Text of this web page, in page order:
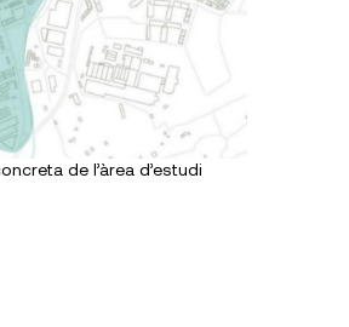
de l’àrea d’estudi